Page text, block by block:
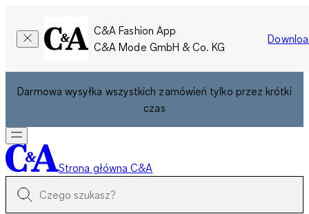
C&A Fashion App
C&A Mode GmbH & Co. KG
Darmowa wysyłka wszystkich zamówień tylko przez krótki
czas
Strona główna C&A